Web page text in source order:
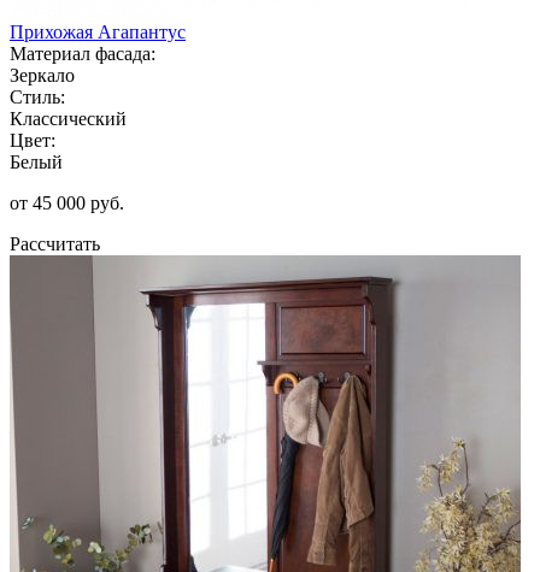
Прихожая Агапантус
Материал фасада:
Зеркало
Стиль:
Классический
Цвет:
Белый
от 45 000 руб.
Рассчитать